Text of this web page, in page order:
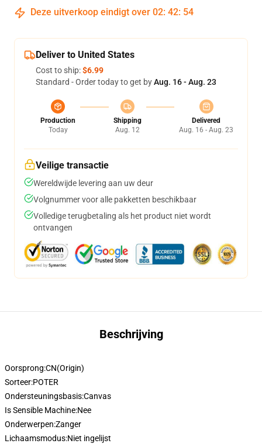
Deze uitverkoop eindigt over 02: 42: 54
Deliver to United States
Cost to ship:$6.99
Standard - Order today to get byAug. 16 - Aug. 23
Production
Today
Shipping
Aug. 12
Delivered
Aug. 16 - Aug. 23
Veilige transactie
Wereldwijde levering aan uw deur
Volgnummer voor alle pakketten beschikbaar
Volledige terugbetaling als het product niet wordt
ontvangen
Beschrijving
Oorsprong:CN(Origin)
Sorteer:POTER
Ondersteuningsbasis:Canvas
Is Sensible Machine:Nee
Onderwerpen:Zanger
Lichaamsmodus:Niet ingelijst